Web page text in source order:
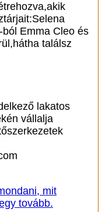
Emma Cleo és
találsz
lakatos
vállalja
mit
tovább.